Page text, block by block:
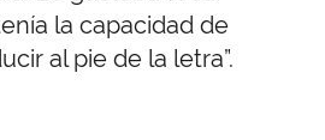
la capacidad de
al pie de la letra”.